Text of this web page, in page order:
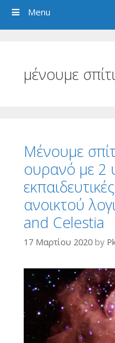
Menu
μένουμε σπίτι
Μένουμε
ουρανό με 2
ανοικτού
and Celestia
17 Μαρτίου 2020 by